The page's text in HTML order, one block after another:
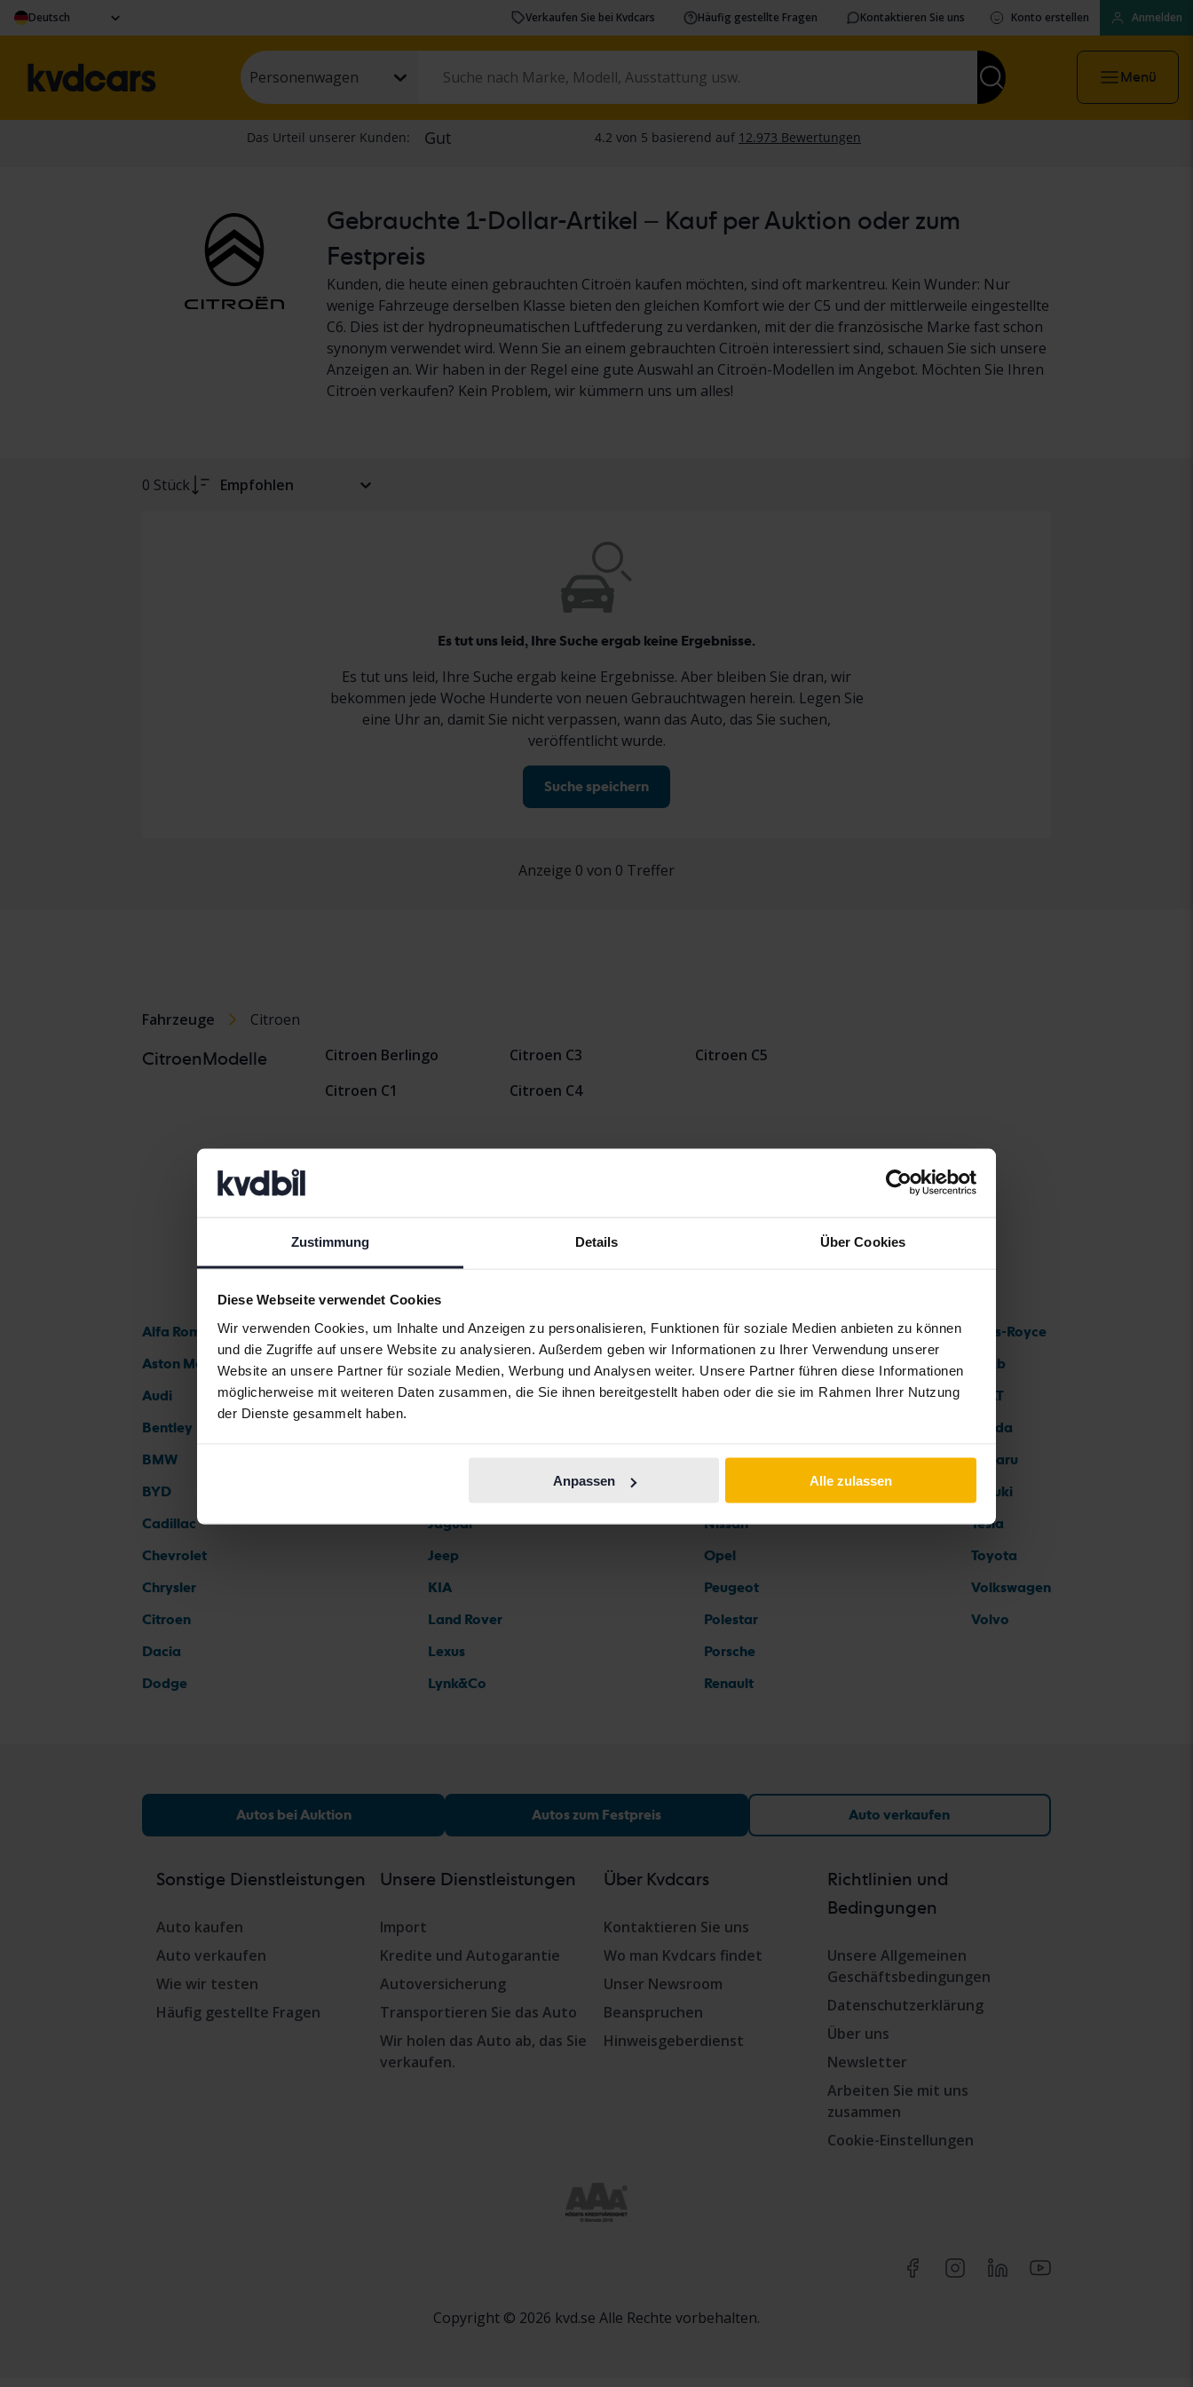
Zustimmung Details Über Cookies
Diese Webseite verwendet Cookies
Wir verwenden Cookies, um Inhalte und Anzeigen zu personalisieren, Funktionen für soziale Medien anbieten zu können
und die Zugriffe auf unsere Website zu analysieren. Außerdem geben wir Informationen zu Ihrer Verwendung unserer
Website an unsere Partner für soziale Medien, Werbung und Analysen weiter. Unsere Partner führen diese Informationen
möglicherweise mit weiteren Daten zusammen, die Sie ihnen bereitgestellt haben oder die sie im Rahmen Ihrer Nutzung
der Dienste gesammelt haben.
Anpassen Alle zulassen
Deutsch Verkaufen Sie bei Kvdcars Häufig gestellte Fragen Kontaktieren Sie uns Konto erstellen Anmelden
Personenwagen Menü
Gebrauchte 1-Dollar-Artikel – Kauf per Auktion oder zum
Festpreis
Kunden, die heute einen gebrauchten Citroën kaufen möchten, sind oft markentreu. Kein Wunder: Nur
wenige Fahrzeuge derselben Klasse bieten den gleichen Komfort wie der C5 und der mittlerweile eingestellte
C6. Dies ist der hydropneumatischen Luftfederung zu verdanken, mit der die französische Marke fast schon
synonym verwendet wird. Wenn Sie an einem gebrauchten Citroën interessiert sind, schauen Sie sich unsere
Anzeigen an. Wir haben in der Regel eine gute Auswahl an Citroën-Modellen im Angebot. Möchten Sie Ihren
Citroën verkaufen? Kein Problem, wir kümmern uns um alles!
0 Stück Empfohlen
Es tut uns leid, Ihre Suche ergab keine Ergebnisse.
Es tut uns leid, Ihre Suche ergab keine Ergebnisse. Aber bleiben Sie dran, wir
bekommen jede Woche Hunderte von neuen Gebrauchtwagen herein. Legen Sie
eine Uhr an, damit Sie nicht verpassen, wann das Auto, das Sie suchen,
veröffentlicht wurde.
Suche speichern
Anzeige 0 von 0 Treffer
Fahrzeuge Citroen
CitroenModelle
Citroen Berlingo
Citroen C1
Citroen C3
Citroen C4
Citroen C5
Alfa Romeo
Aston Martin
Audi
Bentley
BMW
BYD
Cadillac
Chevrolet
Chrysler
Citroen
Dacia
Dodge
Ferrari
Fiat
Ford
Jaguar
Jeep
KIA
Land Rover
Lexus
Lynk&Co
Maserati
Mazda
Mercedes
MINI
Nissan
Opel
Peugeot
Polestar
Porsche
Renault
Rolls-Royce
Saab
SEAT
Skoda
Subaru
Suzuki
Tesla
Toyota
Volkswagen
Volvo
Autos bei Auktion Autos zum Festpreis Auto verkaufen
Sonstige Dienstleistungen
Auto kaufen
Auto verkaufen
Wie wir testen
Häufig gestellte Fragen
Unsere Dienstleistungen
Import
Kredite und Autogarantie
Autoversicherung
Transportieren Sie das Auto
Wir holen das Auto ab, das Sie
verkaufen.
Über Kvdcars
Kontaktieren Sie uns
Wo man Kvdcars findet
Unser Newsroom
Beanspruchen
Hinweisgeberdienst
Richtlinien und
Bedingungen
Unsere Allgemeinen
Geschäftsbedingungen
Datenschutzerklärung
Über uns
Newsletter
Arbeiten Sie mit uns
zusammen
Cookie-Einstellungen
Copyright © 2026 kvd.se Alle Rechte vorbehalten.